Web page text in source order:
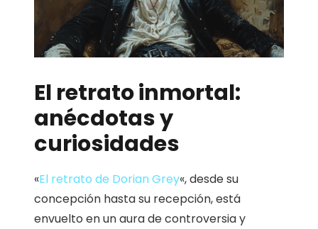
El retrato inmortal:
anécdotas y
curiosidades
«El retrato de Dorian Grey«, desde su
concepción hasta su recepción, está
envuelto en un aura de controversia y